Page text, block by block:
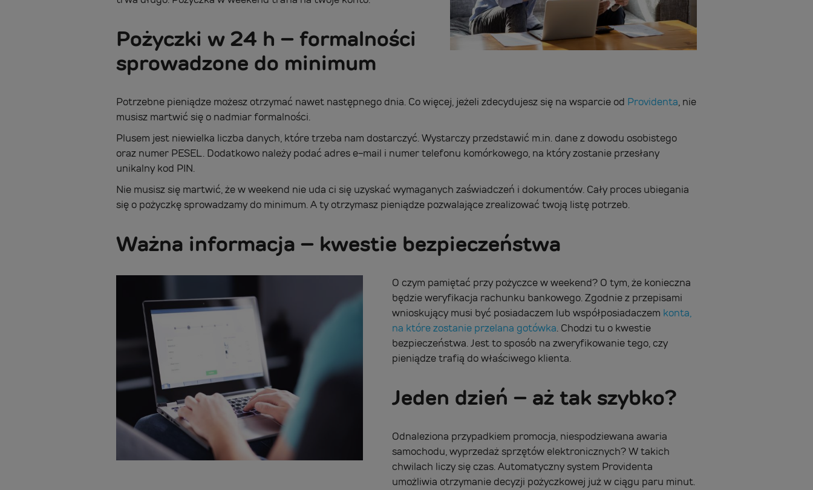
Pożyczki w 24 h – formalności
sprowadzone do minimum
Potrzebne pieniądze możesz otrzymać nawet następnego dnia. Co więcej, jeżeli zdecydujesz się na wsparcie od Providenta, nie
musisz martwić się o nadmiar formalności.
Plusem jest niewielka liczba danych, które trzeba nam dostarczyć. Wystarczy przedstawić m.in. dane z dowodu osobistego
oraz numer PESEL. Dodatkowo należy podać adres e-mail i numer telefonu komórkowego, na który zostanie przesłany
unikalny kod PIN.
Nie musisz się martwić, że w weekend nie uda ci się uzyskać wymaganych zaświadczeń i dokumentów. Cały proces ubiegania
się o pożyczkę sprowadzamy do minimum. A ty otrzymasz pieniądze pozwalające zrealizować twoją listę potrzeb.
Ważna informacja – kwestie bezpieczeństwa
O czym pamiętać przy pożyczce w weekend? O tym, że konieczna
będzie weryfikacja rachunku bankowego. Zgodnie z przepisami
wnioskujący musi być posiadaczem lub współposiadaczem konta,
na które zostanie przelana gotówka. Chodzi tu o kwestie
bezpieczeństwa. Jest to sposób na zweryfikowanie tego, czy
pieniądze trafią do właściwego klienta.
Jeden dzień – aż tak szybko?
Odnaleziona przypadkiem promocja, niespodziewana awaria
samochodu, wyprzedaż sprzętów elektronicznych? W takich
chwilach liczy się czas. Automatyczny system Providenta
umożliwia otrzymanie decyzji pożyczkowej już w ciągu paru minut.